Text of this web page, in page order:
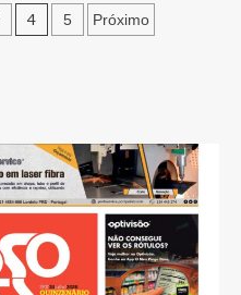
4 5 Próximo